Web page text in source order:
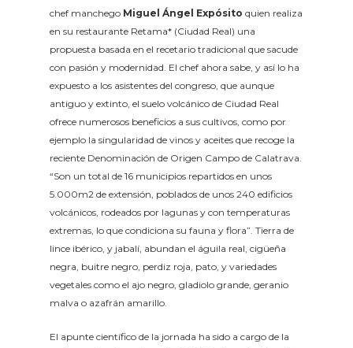
chef manchego Miguel Ángel Expósito quien realiza
en su restaurante Retama* (Ciudad Real) una
propuesta basada en el recetario tradicional que sacude
con pasión y modernidad. El chef ahora sabe, y así lo ha
expuesto a los asistentes del congreso, que aunque
antiguo y extinto, el suelo volcánico de Ciudad Real
ofrece numerosos beneficios a sus cultivos, como por
ejemplo la singularidad de vinos y aceites que recoge la
reciente Denominación de Origen Campo de Calatrava.
“Son un total de 16 municipios repartidos en unos
5.000m2 de extensión, poblados de unos 240 edificios
volcánicos, rodeados por lagunas y con temperaturas
extremas, lo que condiciona su fauna y flora”. Tierra de
lince ibérico, y jabalí, abundan el águila real, cigüeña
negra, buitre negro, perdiz roja, pato, y variedades
vegetales como el ajo negro, gladiolo grande, geranio
malva o azafrán amarillo.
El apunte científico de la jornada ha sido a cargo de la